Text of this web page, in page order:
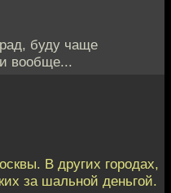
буду чаще
вообще...
В других городах,
за шальной деньгой.